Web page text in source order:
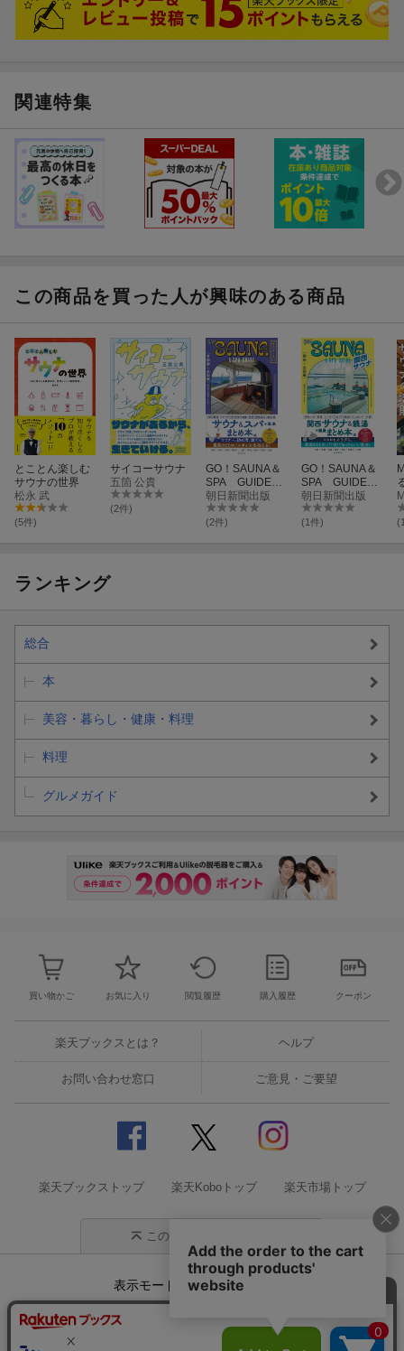
関連特集
この商品を買った人が興味のある商品
とことん楽しむ
サウナの世界
松永 武
(5件)
サイコーサウナ
五箇 公貴
(2件)
GO！SAUNA＆
SPA GUIDE
【首都圏＋全国
編】
朝日新聞出版
(2件)
GO！SAUNA＆
SPA GUIDE
【関西＋全国
編】
朝日新聞出版
(1件)
ランキング
総合
本
美容・暮らし・健康・料理
料理
グルメガイド
買い物かご お気に入り 閲覧履歴 購入履歴 クーポン
楽天ブックスとは？ ヘルプ
お問い合わせ窓口 ご意見・ご要望
楽天ブックストップ 楽天Koboトップ 楽天市場トップ
このページの先頭に戻る
表示モード モバイル
企業情報 個人情報保護方針